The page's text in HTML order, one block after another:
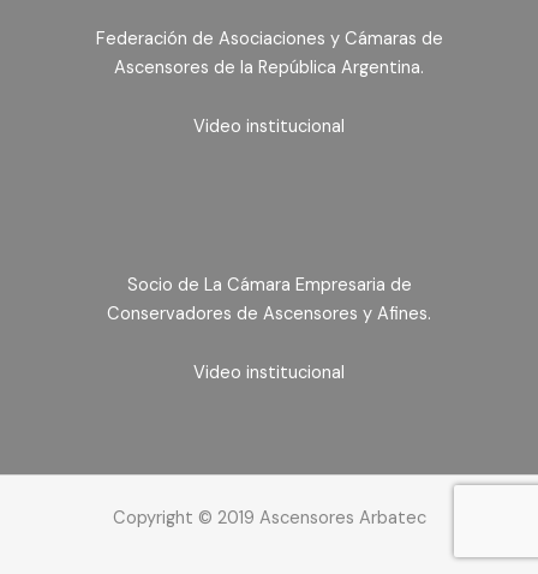
Federación de Asociaciones y Cámaras de
Ascensores de la República Argentina.
Video institucional
Socio de La Cámara Empresaria de
Conservadores de Ascensores y Afines.
Video institucional
Copyright © 2019 Ascensores Arbatec